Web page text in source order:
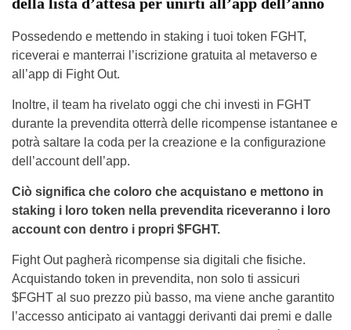
Possedendo e mettendo in staking i tuoi token FGHT,
riceverai e manterrai l’iscrizione gratuita al metaverso e
all’app di Fight Out.
Inoltre, il team ha rivelato oggi che chi investi in FGHT
durante la prevendita otterrà delle ricompense istantanee e
potrà saltare la coda per la creazione e la configurazione
dell’account dell’app.
Ciò significa che coloro che acquistano e mettono in
staking i loro token nella prevendita riceveranno i loro
account con dentro i propri $FGHT.
Fight Out pagherà ricompense sia digitali che fisiche.
Acquistando token in prevendita, non solo ti assicuri
$FGHT al suo prezzo più basso, ma viene anche garantito
l’accesso anticipato ai vantaggi derivanti dai premi e dalle